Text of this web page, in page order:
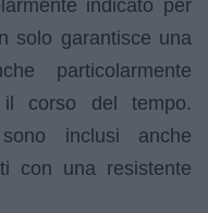
indicato per
solo garantisce una
particolarmente
il corso del tempo.
inclusi anche
con una resistente